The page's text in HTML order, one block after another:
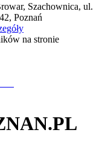
Szachownica, ul.
Poznań
na stronie